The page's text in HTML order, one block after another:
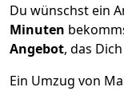
Du wünschst ein
Minuten
Angebot, das
Ein Umzug von